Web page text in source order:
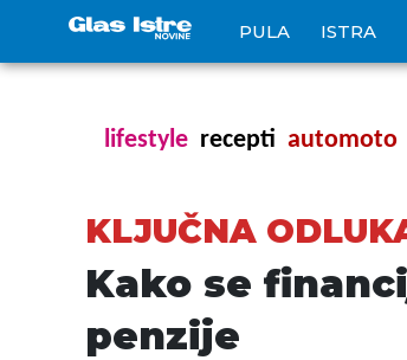
PULA ISTRA
lifestyle recepti automoto
KLJUČNA
Kako se
penzije